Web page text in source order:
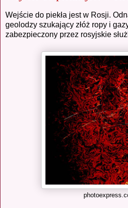
Wejście do piekła jest w Rosji.
geolodzy szukający złóż ropy i
zabezpieczony przez rosyjskie